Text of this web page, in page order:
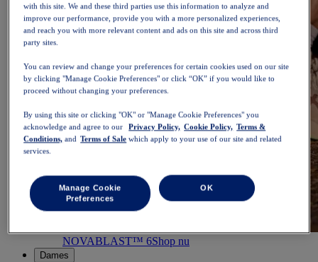
NOVABLAST™ 6Shop nu
Dames
with this site. We and these third parties use this information to analyze and
improve our performance, provide you with a more personalized experiences,
and reach you with more relevant content and ads on this site and across third
party sites.
You can review and change your preferences for certain cookies used on our site
by clicking "Manage Cookie Preferences" or click “OK” if you would like to
proceed without changing your preferences.
By using this site or clicking "OK" or "Manage Cookie Preferences" you
acknowledge and agree to our
Privacy Policy, Cookie Policy, Terms &
Conditions, and Terms of Sale which apply to your use of our site and related
services.
Manage Cookie
Preferences
OK